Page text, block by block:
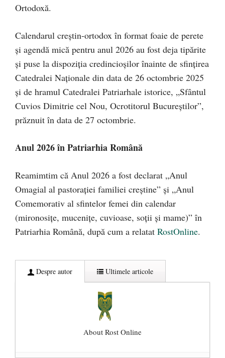
Ortodoxă.
Calendarul creștin-ortodox în format foaie de perete
și agendă mică pentru anul 2026 au fost deja tipărite
și puse la dispoziția credincioșilor înainte de sfințirea
Catedralei Naționale din data de 26 octombrie 2025
și de hramul Catedralei Patriarhale istorice, „Sfântul
Cuvios Dimitrie cel Nou, Ocrotitorul Bucureștilor”,
prăznuit în data de 27 octombrie.
Anul 2026 în Patriarhia Română
Reamimtim că Anul 2026 a fost declarat „Anul
Omagial al pastorației familiei creștine” și „Anul
Comemorativ al sfintelor femei din calendar
(mironosițe, mucenițe, cuvioase, soții și mame)” în
Patriarhia Română, după cum a relatat RostOnline.
Despre autor Ultimele articole
About Rost Online